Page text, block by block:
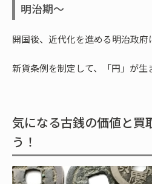
明治期～
開国後、近代化を進める明治政府
新貨条例を制定して、「円」が生
気になる古銭の価値と買
う！